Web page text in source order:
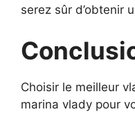
serez sûr d’obtenir
Choisir le meilleur
marina vlady pour